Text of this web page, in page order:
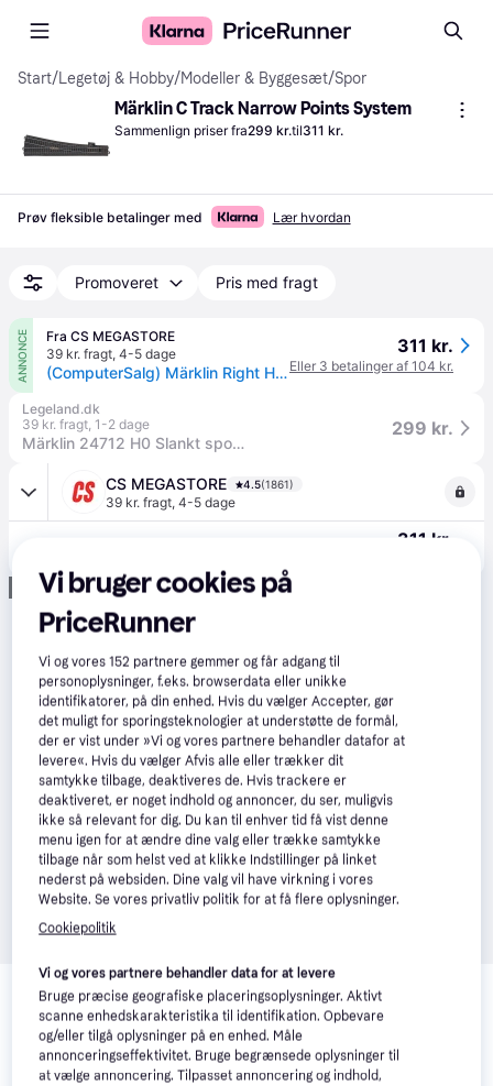
Start/Legetøj & Hobby/Modeller & Byggesæt/Spor
Märklin C Track Narrow Points System
Sammenlign priser fra299 kr.til311 kr.
Prøv fleksible betalinger med Lær hvordan
Promoveret Pris med fragt
ANNONCE
Fra CS MEGASTORE
39 kr. fragt, 4-5 dage
(ComputerSalg) Märklin Right Hand Wide Radius Turnout, 15 År, Grå
311 kr.
Eller 3 betalinger af 104 kr.
Legeland.dk
39 kr. fragt, 1-2 dage
Märklin 24712 H0 Slankt sporskifte højre
299 kr.
CS MEGASTORE 4.5(1861)
39 kr. fragt, 4-5 dage
311 kr.
Annonce
Relaterede produkter
Se vores forslag til andre produkter, der matcher dine
interesser. Vis alle
Vi bruger cookies på
PriceRunner
Vi og vores152 partnere gemmer og får adgang til
personoplysninger, f.eks. browserdata eller unikke
identifikatorer, på din enhed. Hvis du vælger Accepter, gør
det muligt for sporingsteknologier at understøtte de formål,
der er vist under »Vi og vores partnere behandler datafor at
levere«. Hvis du vælger Afvis alle eller trækker dit
samtykke tilbage, deaktiveres de. Hvis trackere er
deaktiveret, er noget indhold og annoncer, du ser, muligvis
ikke så relevant for dig. Du kan til enhver tid få vist denne
menu igen for at ændre dine valg eller trække samtykke
tilbage når som helst ved at klikke Indstillinger på linket
nederst på websiden. Dine valg vil have virkning i vores
Website. Se vores privatliv politik for at få flere oplysninger.
Cookiepolitik
Vi og vores partnere behandler data for at levere
Bruge præcise geografiske placeringsoplysninger. Aktivt
scanne enhedskarakteristika til identifikation. Opbevare
og/eller tilgå oplysninger på en enhed. Måle
annonceringseffektivitet. Bruge begrænsede oplysninger til
at vælge annoncering. Tilpasset annoncering og indhold,